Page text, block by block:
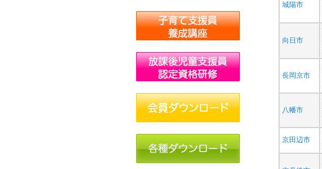
城陽市
向日市
長岡京市
八幡市
京田辺市